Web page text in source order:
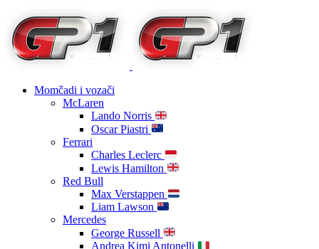
Momčadi i vozači
McLaren
Lando Norris
Oscar Piastri
Ferrari
Charles Leclerc
Lewis Hamilton
Red Bull
Max Verstappen
Liam Lawson
Mercedes
George Russell
Andrea Kimi Antonelli